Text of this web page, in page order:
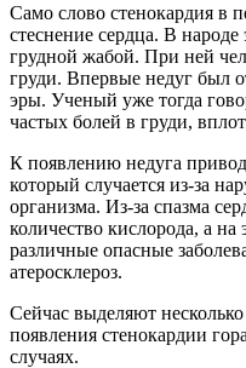
Само слово стенокардия в
стеснение сердца. В народе
грудной жабой. При ней
груди. Впервые недуг был
эры. Ученый уже тогда
частых болей в груди,
К появлению недуга
который случается из-за
организма. Из-за спазма
количество кислорода, а
различные опасные
атеросклероз.
Сейчас выделяют
появления стенокардии
случаях.